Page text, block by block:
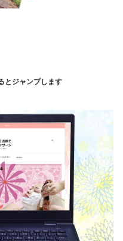
とジャンプします